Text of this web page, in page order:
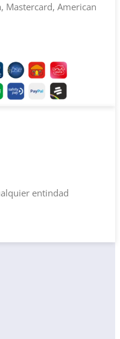
Mastercard, American
entindad